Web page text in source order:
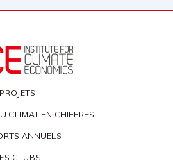
PROJETS
CLIMAT EN CHIFFRES
ANNUELS
CLUBS